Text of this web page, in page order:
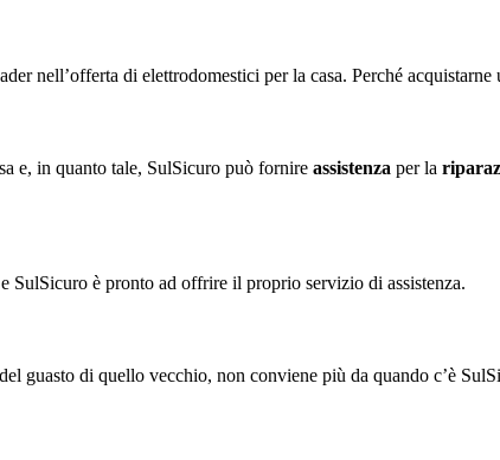
nell’offerta di elettrodomestici per la casa. Perché
e, in quanto tale, SulSicuro può fornire assistenza per la
SulSicuro è pronto ad offrire il proprio servizio di assistenza.
guasto di quello vecchio, non conviene più da quando c’è